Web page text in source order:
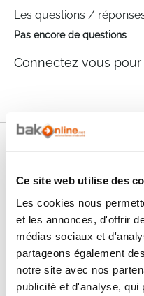
Ce site web utilise des
Les cookies nous
et les annonces, d'offrir
médias sociaux et
partageons également
notre site avec nos
publicité et d'analyse,
Les questions /
Pas encore de questions
Connectez vous
Paiement
24/72H
Garanties